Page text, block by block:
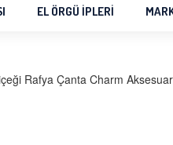
EL ÖRGÜ İPLERI